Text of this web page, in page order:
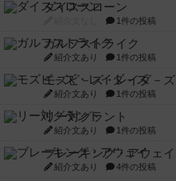
ダイススローン
1件の投稿
ガルフストライク
紹介文あり 1件の投稿
モズビ－ズ・レイダ－ズ
紹介文あり 1件の投稿
リー対グラント
紹介文あり 1件の投稿
ブレーキング・アウェイ
紹介文あり 4件の投稿